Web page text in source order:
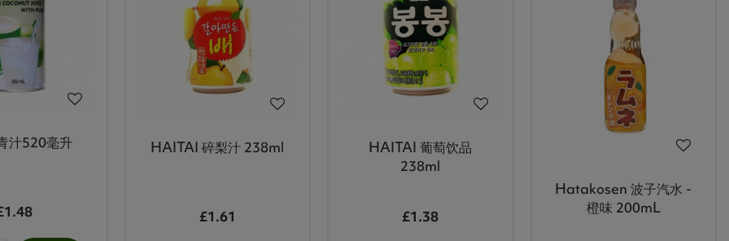
汁520毫升 HAITAI 碎梨汁 238ml
£1.61
HAITAI 葡萄饮品
238ml
£1.38
Hatakosen 波子汽水 -
橙味 200mL